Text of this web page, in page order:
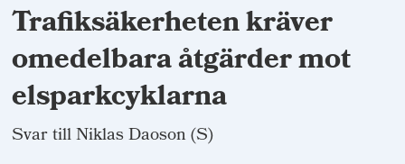
Trafiksäkerheten kräver
omedelbara åtgärder mot
elsparkcyklarna
Svar till Niklas Daoson (S)